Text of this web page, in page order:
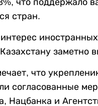
что поддержало
стран.
иностранных
заметно
что
согласованные
Нацбанка и